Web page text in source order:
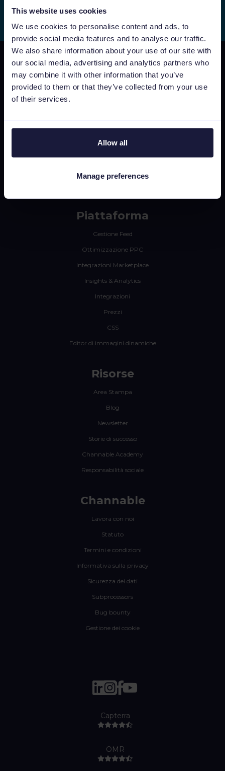
This website uses cookies
We use cookies to personalise content and ads, to
provide social media features and to analyse our traffic.
We also share information about your use of our site with
our social media, advertising and analytics partners who
may combine it with other information that you’ve
provided to them or that they’ve collected from your use
of their services.
Allow all
Manage preferences
Piattaforma
Gestione Feed
Ottimizzazione PPC
Integrazioni Marketplace
Insights & Analytics
Integrazioni
Prezzi
CSS
Editor di immagini dinamiche
Risorse
Area Stampa
Blog
Newsletter
Storie di successo
Channable Academy
Responsabilità sociale
Channable
Lavora con noi
Statuto
Termini e condizioni
Informativa sulla privacy
Sicurezza dei dati
Subprocessors
Bug bounty
Gestione dei cookie
Capterra
OMR